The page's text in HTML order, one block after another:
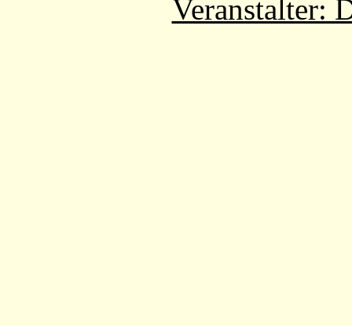
Veranstalter: